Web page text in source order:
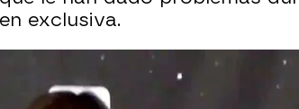
exclusiva.